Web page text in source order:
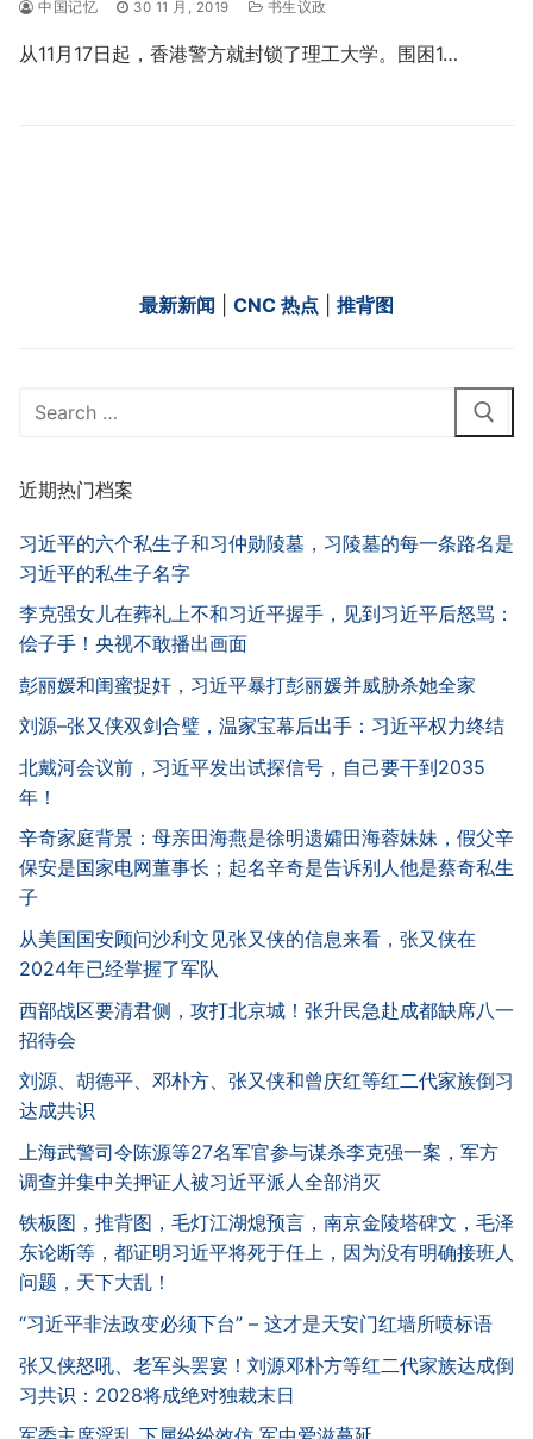
中国记忆 30 11 月, 2019 书生议政
从11月17日起，香港警方就封锁了理工大学。围困1…
最新新闻 CNC 热点 推背图
Search
近期热门档案
习近平的六个私生子和习仲勋陵墓，习陵墓的每一条路名是
习近平的私生子名字
李克强女儿在葬礼上不和习近平握手，见到习近平后怒骂：
侩子手！央视不敢播出画面
彭丽媛和闺蜜捉奸，习近平暴打彭丽媛并威胁杀她全家
刘源–张又侠双剑合璧，温家宝幕后出手：习近平权力终结
北戴河会议前，习近平发出试探信号，自己要干到2035
年！
辛奇家庭背景：母亲田海燕是徐明遗孀田海蓉妹妹，假父辛
保安是国家电网董事长；起名辛奇是告诉别人他是蔡奇私生
子
从美国国安顾问沙利文见张又侠的信息来看，张又侠在
2024年已经掌握了军队
西部战区要清君侧，攻打北京城！张升民急赴成都缺席八一
招待会
刘源、胡德平、邓朴方、张又侠和曾庆红等红二代家族倒习
达成共识
上海武警司令陈源等27名军官参与谋杀李克强一案，军方
调查并集中关押证人被习近平派人全部消灭
铁板图，推背图，毛灯江湖熄预言，南京金陵塔碑文，毛泽
东论断等，都证明习近平将死于任上，因为没有明确接班人
问题，天下大乱！
“习近平非法政变必须下台” – 这才是天安门红墙所喷标语
张又侠怒吼、老军头罢宴！刘源邓朴方等红二代家族达成倒
习共识：2028将成绝对独裁末日